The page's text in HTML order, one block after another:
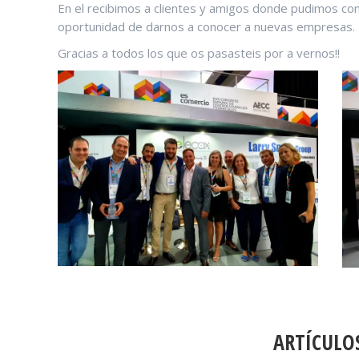
En el recibimos a clientes y amigos donde pudimos
oportunidad de darnos a conocer a nuevas empresas.
Gracias a todos los que os pasasteis por a vernos!!
NAVEGACIÓN
ENTRE
PUBLICACIONES